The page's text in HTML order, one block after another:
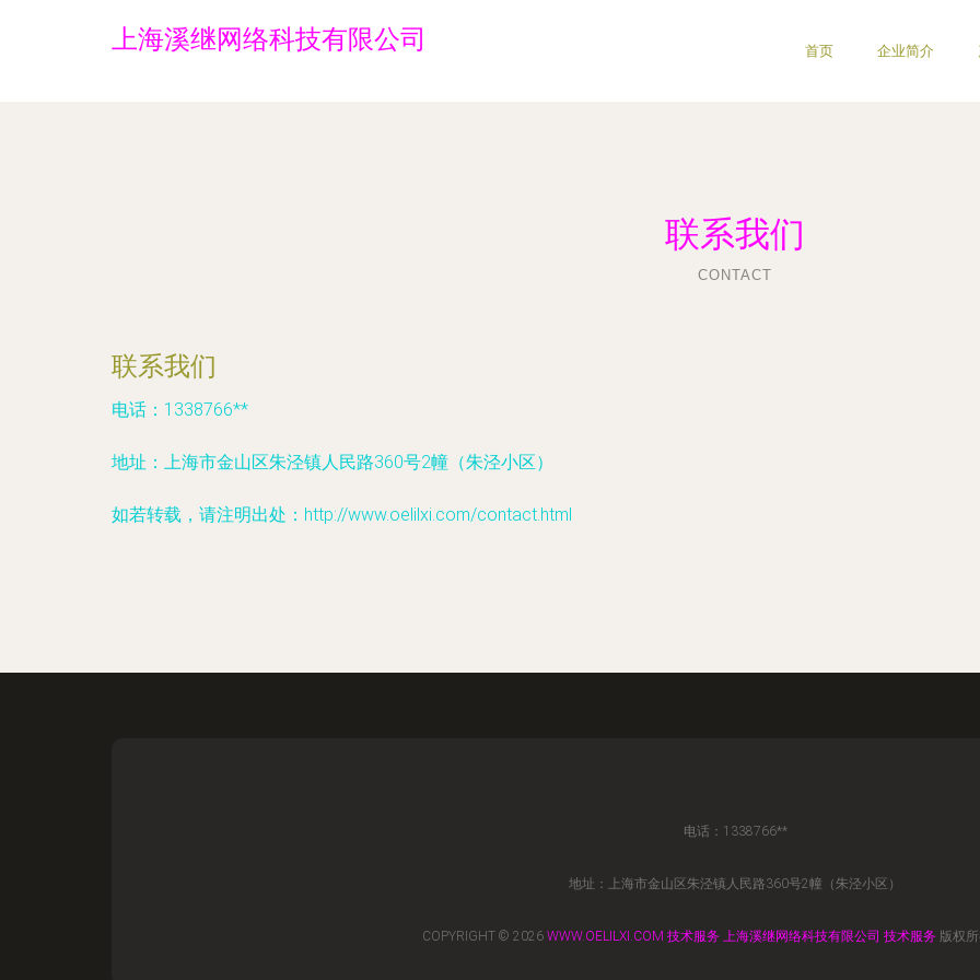
上海溪继网络科技有限公司 首页 企业简介
联系我们
CONTACT
联系我们
电话：1338766**
地址：上海市金山区朱泾镇人民路360号2幢（朱泾小区）
如若转载，请注明出处：http://www.oelilxi.com/contact.html
电话：1338766**
地址：上海市金山区朱泾镇人民路360号2幢（朱泾小区）
COPYRIGHT © 2026 WWW.OELILXI.COM 技术服务 上海溪继网络科技有限公司 技术服务 版权